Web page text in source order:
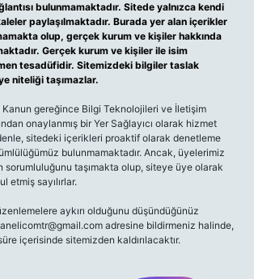
bulunmamaktadır. Sitede yalnızca kendi
paylaşılmaktadır. Burada yer alan içerikler
olup, gerçek kurum ve kişiler hakkında
Gerçek kurum ve kişiler ile isim
tesadüfidir. Sitemizdeki bilgiler taslak
niteliği taşımazlar.
Kanun gereğince Bilgi Teknolojileri ve İletişim
onaylanmış bir Yer Sağlayıcı olarak hizmet
sitedeki içerikleri proaktif olarak denetleme
bulunmamaktadır. Ancak, üyelerimiz
sorumluluğunu taşımakta olup, siteye üye olarak
etmiş sayılırlar.
aykırı olduğunu düşündüğünüz
adresine bildirmeniz halinde,
içerisinde sitemizden kaldırılacaktır.